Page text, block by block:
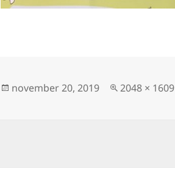
Postat
november 20, 2019
Full
2048 × 1609